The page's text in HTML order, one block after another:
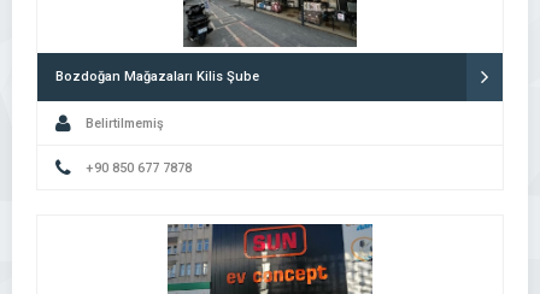
Bozdoğan Mağazaları Kilis Şube
Belirtilmemiş
+90 850 677 7878